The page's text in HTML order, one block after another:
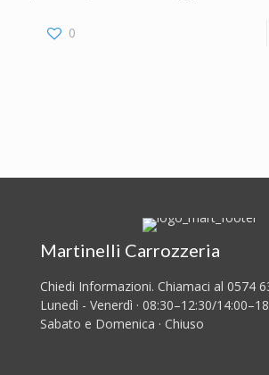
0
Martinelli Carrozzeria
Chiedi Informazioni. Chiamaci al 0574
Lunedì - Venerdì · 08:30–12:30/
Sabato e Domenica · Chiuso